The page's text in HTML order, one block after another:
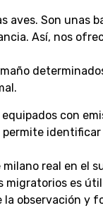
aves. Son unas
Así, nos
con
real en el
es
observación y